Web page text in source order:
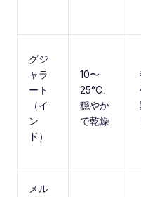
グジ
ャラ
ート
（イ
ン
ド）
10〜
25°C、
穏やか
で乾燥
メル